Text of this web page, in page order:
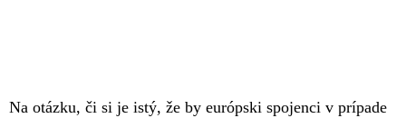
Na otázku, či si je istý, že by európski spojenci v prípade